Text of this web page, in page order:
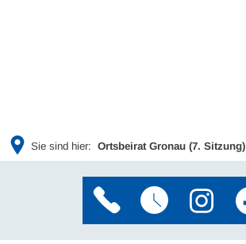
Sie sind hier: Ortsbeirat Gronau (7. Sitzung)